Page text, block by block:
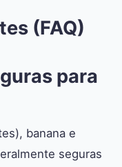
(FAQ)
para
banana e
seguras